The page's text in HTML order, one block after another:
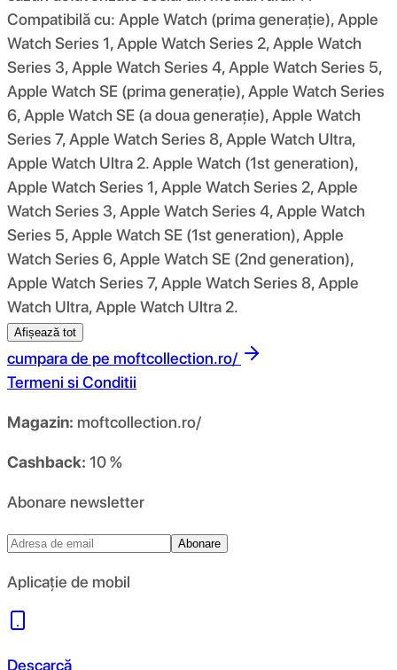
Compatibilă cu: Apple Watch (prima generație), Apple
Watch Series 1, Apple Watch Series 2, Apple Watch
Series 3, Apple Watch Series 4, Apple Watch Series 5,
Apple Watch SE (prima generație), Apple Watch Series
6, Apple Watch SE (a doua generație), Apple Watch
Series 7, Apple Watch Series 8, Apple Watch Ultra,
Apple Watch Ultra 2. Apple Watch (1st generation),
Apple Watch Series 1, Apple Watch Series 2, Apple
Watch Series 3, Apple Watch Series 4, Apple Watch
Series 5, Apple Watch SE (1st generation), Apple
Watch Series 6, Apple Watch SE (2nd generation),
Apple Watch Series 7, Apple Watch Series 8, Apple
Watch Ultra, Apple Watch Ultra 2.
Afișează tot
cumpara de pe moftcollection.ro/
Termeni si Conditii
Magazin: moftcollection.ro/
Cashback: 10 %
Abonare newsletter
Abonare
Aplicație de mobil
Descarcă